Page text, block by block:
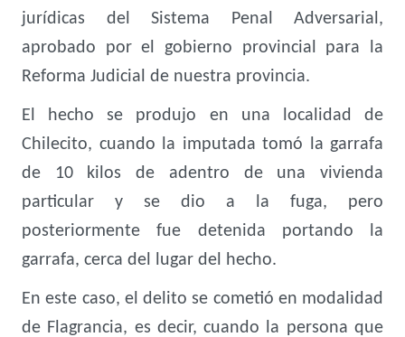
jurídicas del Sistema Penal Adversarial,
aprobado por el gobierno provincial para la
Reforma Judicial de nuestra provincia.
El hecho se produjo en una localidad de
Chilecito, cuando la imputada tomó la garrafa
de 10 kilos de adentro de una vivienda
particular y se dio a la fuga, pero
posteriormente fue detenida portando la
garrafa, cerca del lugar del hecho.
En este caso, el delito se cometió en modalidad
de Flagrancia, es decir, cuando la persona que